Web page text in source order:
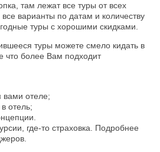
там лежат все туры от всех
варианты по датам и количеству
туры с хорошими скидками.
туры можете смело кидать в
что более Вам подходит
вами отеле;
отель;
где-то страховка. Подробнее